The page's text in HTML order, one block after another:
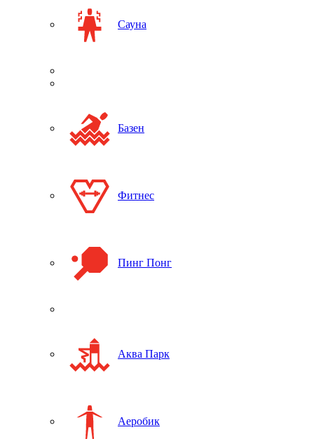
Сауна
Базен
Фитнес
Пинг Понг
Аква Парк
Аеробик